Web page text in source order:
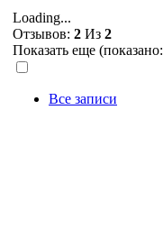
Loading...
Отзывов: 2 Из 2
Показать еще (показано:
Все записи